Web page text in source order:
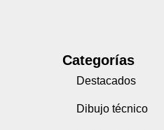
Categorías
Destacados
Dibujo técnico